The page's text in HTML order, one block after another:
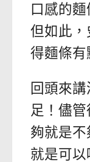
口感的
但如此
得麵條有
回頭來
足！儘
夠就是
就是可